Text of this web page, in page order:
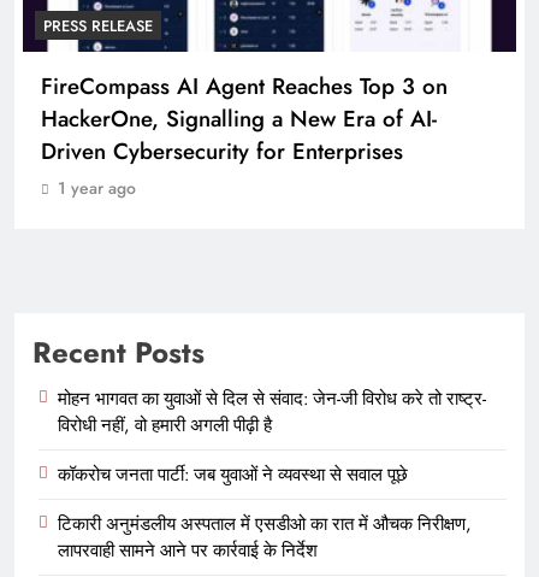
PRESS RELEASE
FireCompass AI Agent Reaches Top 3 on
HackerOne, Signalling a New Era of AI-
Driven Cybersecurity for Enterprises
1 year ago
Recent Posts
मोहन भागवत का युवाओं से दिल से संवाद: जेन-जी विरोध करे तो राष्ट्र-
विरोधी नहीं, वो हमारी अगली पीढ़ी है
कॉकरोच जनता पार्टी: जब युवाओं ने व्यवस्था से सवाल पूछे
टिकारी अनुमंडलीय अस्पताल में एसडीओ का रात में औचक निरीक्षण,
लापरवाही सामने आने पर कार्रवाई के निर्देश